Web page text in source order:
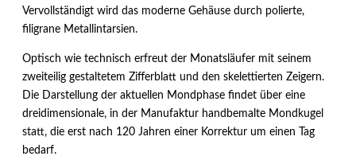
Vervollständigt wird das moderne Gehäuse durch polierte,
filigrane Metallintarsien.
Optisch wie technisch erfreut der Monatsläufer mit seinem
zweiteilig gestaltetem Zifferblatt und den skelettierten Zeigern.
Die Darstellung der aktuellen Mondphase findet über eine
dreidimensionale, in der Manufaktur handbemalte Mondkugel
statt, die erst nach 120 Jahren einer Korrektur um einen Tag
bedarf.